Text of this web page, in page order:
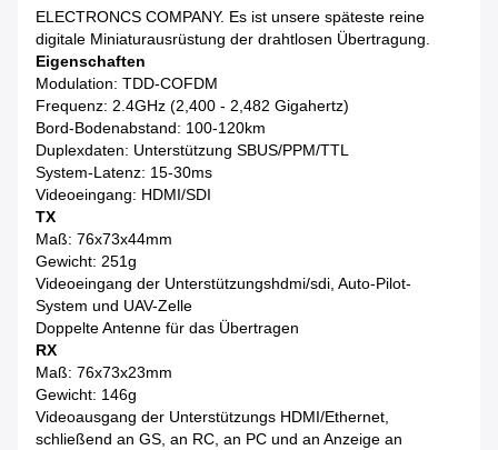
ELECTRONCS COMPANY. Es ist unsere späteste reine
digitale Miniaturausrüstung der drahtlosen Übertragung.
Eigenschaften
Modulation: TDD-COFDM
Frequenz: 2.4GHz (2,400 - 2,482 Gigahertz)
Bord-Bodenabstand: 100-120km
Duplexdaten: Unterstützung SBUS/PPM/TTL
System-Latenz: 15-30ms
Videoeingang: HDMI/SDI
TX
Maß: 76x73x44mm
Gewicht: 251g
Videoeingang der Unterstützungshdmi/sdi, Auto-Pilot-
System und UAV-Zelle
Doppelte Antenne für das Übertragen
RX
Maß: 76x73x23mm
Gewicht: 146g
Videoausgang der Unterstützungs HDMI/Ethernet,
schließend an GS, an RC, an PC und an Anzeige an